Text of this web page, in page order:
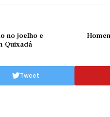
no joelho e
Quixadá
Tweet